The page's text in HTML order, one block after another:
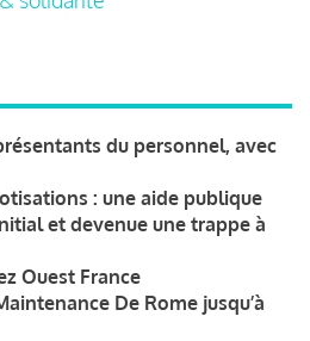
du personnel, avec
: une aide publique
et devenue une trappe à
Ouest France
De Rome jusqu’à